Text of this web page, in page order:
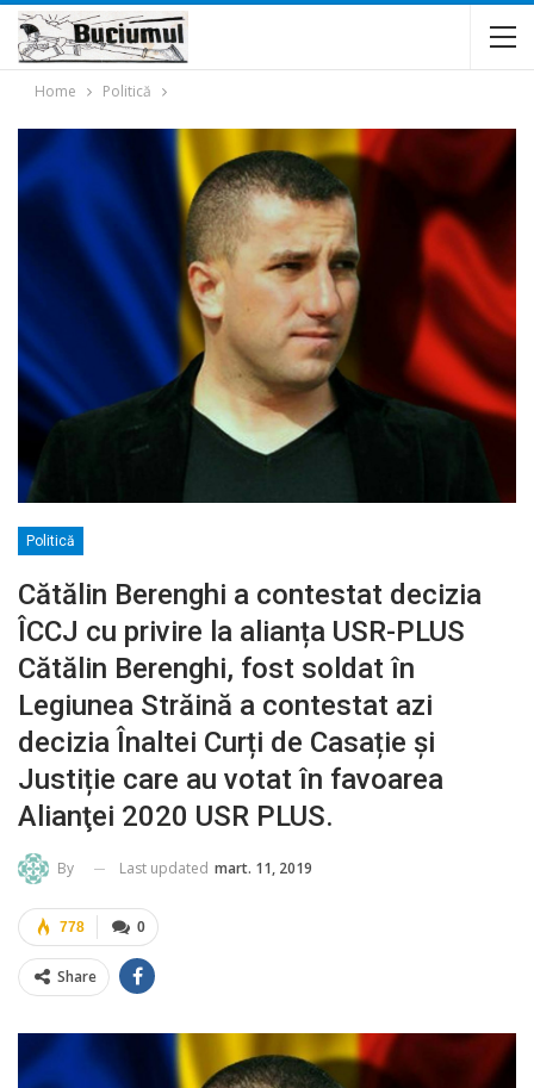
Home Politică
Politică
Cătălin Berenghi a contestat decizia
ÎCCJ cu privire la alianța USR-PLUS
Cătălin Berenghi, fost soldat în
Legiunea Străină a contestat azi
decizia Înaltei Curți de Casație și
Justiție care au votat în favoarea
Alianţei 2020 USR PLUS.
By Last updated mart. 11, 2019
0
778
Share